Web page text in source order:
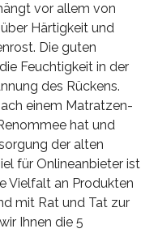
vor allem von
Härtigkeit und
Die guten
Feuchtigkeit in der
des Rückens.
einem Matratzen-
hat und
der alten
für Onlineanbieter ist
Vielfalt an Produkten
mit Rat und Tat zur
Ihnen die 5